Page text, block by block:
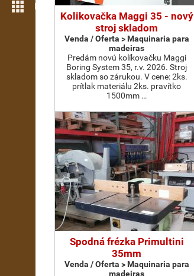
Mais funcionalidades
Kolikovačka Maggi 35 - nový
stroj skladom
Venda / Oferta > Maquinaria para
madeiras
Predám novú kolíkovačku Maggi
Boring System 35, r.v. 2026. Stroj
skladom so zárukou. V cene: 2ks.
prítlak materiálu 2ks. pravítko
1500mm …
Spodná frézka Primultini
35mm
Venda / Oferta > Maquinaria para
madeiras